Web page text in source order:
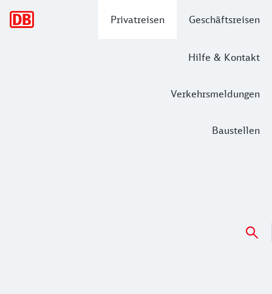
Privatreisen Geschäftsreisen
Hilfe & Kontakt
Verkehrsmeldungen
Baustellen